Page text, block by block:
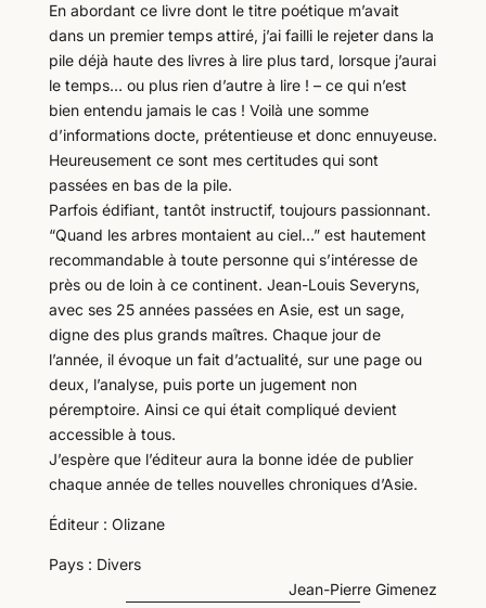
En abordant ce livre dont le titre poétique m’avait
dans un premier temps attiré, j’ai failli le rejeter dans la
pile déjà haute des livres à lire plus tard, lorsque j’aurai
le temps… ou plus rien d’autre à lire ! – ce qui n’est
bien entendu jamais le cas ! Voilà une somme
d’informations docte, prétentieuse et donc ennuyeuse.
Heureusement ce sont mes certitudes qui sont
passées en bas de la pile.
Parfois édifiant, tantôt instructif, toujours passionnant.
“Quand les arbres montaient au ciel…” est hautement
recommandable à toute personne qui s’intéresse de
près ou de loin à ce continent. Jean-Louis Severyns,
avec ses 25 années passées en Asie, est un sage,
digne des plus grands maîtres. Chaque jour de
l’année, il évoque un fait d’actualité, sur une page ou
deux, l’analyse, puis porte un jugement non
péremptoire. Ainsi ce qui était compliqué devient
accessible à tous.
J’espère que l’éditeur aura la bonne idée de publier
chaque année de telles nouvelles chroniques d’Asie.
Éditeur : Olizane
Pays : Divers
Jean-Pierre Gimenez